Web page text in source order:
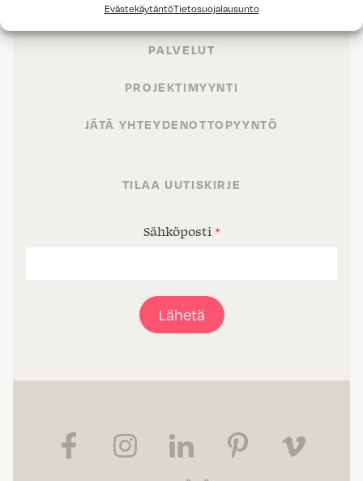
EvästekäytäntöTietosuojalausunto
TILAT
PALVELUT
PROJEKTIMYYNTI
JÄTÄ YHTEYDENOTTOPYYNTÖ
TILAA UUTISKIRJE
Sähköposti *
Lähetä